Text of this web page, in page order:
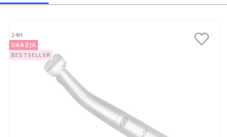
24H
OKAZJA
BESTSELLER